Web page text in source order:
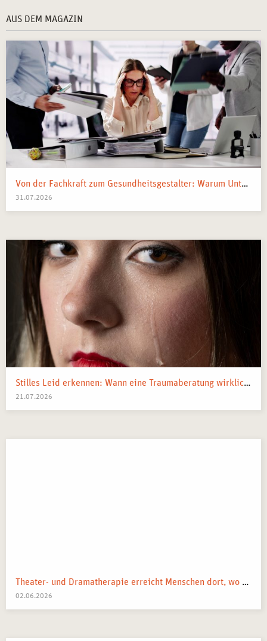
AUS DEM MAGAZIN
Von der Fachkraft zum Gesundheitsgestalter: Warum Unternehmen 2026 Business Health Coaches brauchen
31.07.2026
Stilles Leid erkennen: Wann eine Traumaberatung wirklich der richtige Schritt ist
21.07.2026
Theater- und Dramatherapie erreicht Menschen dort, wo Worte manchmal nicht mehr weiterkommen.
02.06.2026